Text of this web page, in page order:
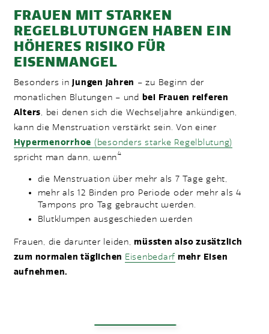
FRAUEN MIT STARKEN
REGELBLUTUNGEN HABEN EIN
HÖHERES RISIKO FÜR
EISENMANGEL
Besonders injungen Jahren – zu Beginn der
monatlichen Blutungen – und
bei Frauen reiferen
Alters, bei denen sich die Wechseljahre ankündigen,
kann die Menstruation verstärkt sein. Von einer
Hypermenorrhoe (besonders starke Regelblutung)
spricht man dann, wenn4
die Menstruation über mehr als 7 Tage geht,
mehr als 12 Binden pro Periode oder mehr als 4
Tampons pro Tag gebraucht werden.
Blutklumpen ausgeschieden werden
Frauen, die darunter leiden,müssten also zusätzlich
zum normalen täglichen Eisenbedarf mehr Eisen
aufnehmen.